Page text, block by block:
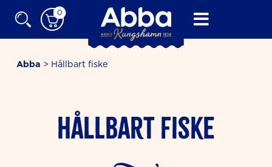
0
Abba > Hållbart fiske
Hållbart fiske